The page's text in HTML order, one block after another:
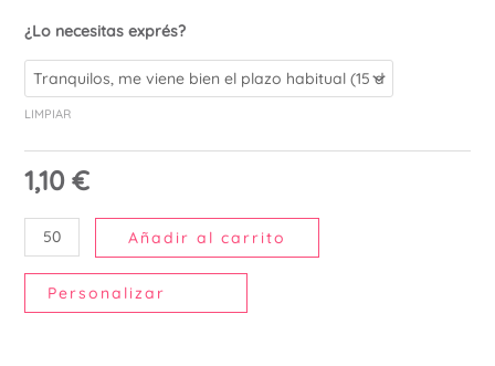
¿Lo necesitas exprés?
LIMPIAR
1,10 €
Añadir al carrito
Personalizar